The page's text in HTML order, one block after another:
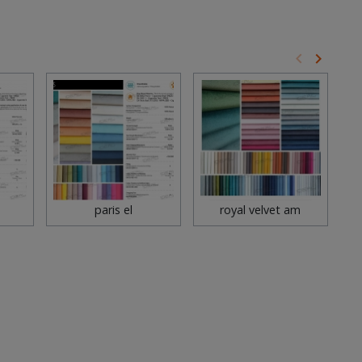
Poprzedni
keyboard_arrow_left keyboard_arrow_right
paris el royal velvet am